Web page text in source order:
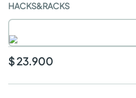
HACKS&RACKS
$ 23.900
comedores
armarios closet